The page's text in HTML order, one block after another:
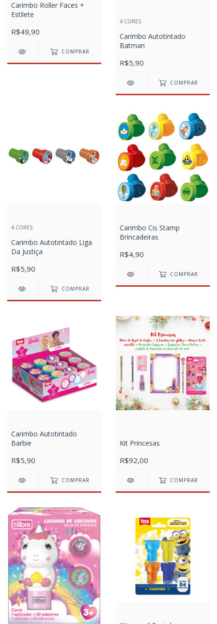
Carimbo Roller Faces +
Estilete
R$49,90
COMPRAR
4 CORES
Carimbo Autotintado
Batman
R$5,90
COMPRAR
4 CORES
Carimbo Autotintado Liga
Da Justiça
R$5,90
COMPRAR
Carimbo Cis Stamp
Brincadeiras
R$4,90
COMPRAR
Carimbo Autotintado
Barbie
R$5,90
COMPRAR
Kit Princesas
R$92,00
COMPRAR